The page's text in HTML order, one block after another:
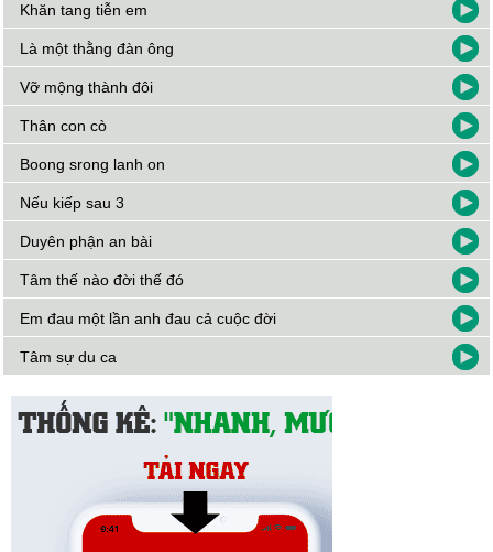
Khăn tang tiễn em
Là một thằng đàn ông
Vỡ mộng thành đôi
Thân con cò
Boong srong lanh on
Nếu kiếp sau 3
Duyên phận an bài
Tâm thế nào đời thế đó
Em đau một lần anh đau cả cuộc đời
Tâm sự du ca